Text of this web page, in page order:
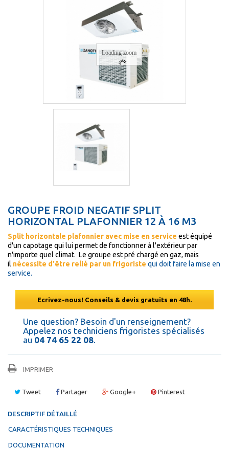
Loading zoom
GROUPE FROID NEGATIF SPLIT
HORIZONTAL PLAFONNIER 12 À 16 M3
Split horizontale plafonnier avec mise en service est équipé
d'un capotage qui lui permet de fonctionner à l'extérieur par
n'importe quel climat. Le groupe est pré chargé en gaz, mais
il nécessite d'être relié par un frigoriste qui doit faire la mise en
service.
Ecrivez-nous! Conseils & devis gratuits en 48h.
Une question? Besoin d'un renseignement?
Appelez nos techniciens frigoristes spécialisés
au 04 74 65 22 08.
IMPRIMER
Tweet Partager Google+ Pinterest
DESCRIPTIF DÉTAILLÉ
CARACTÉRISTIQUES TECHNIQUES
DOCUMENTATION